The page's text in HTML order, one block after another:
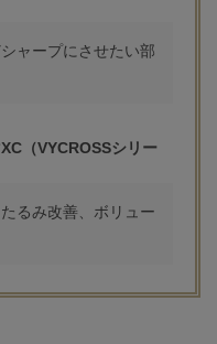
ャープにさせたい部
（VYCROSSシリー
るみ改善、ボリュー